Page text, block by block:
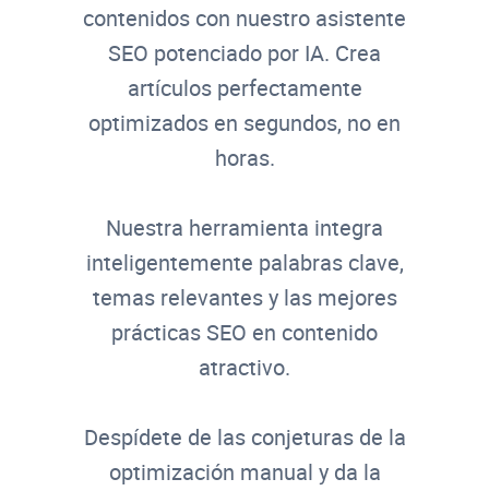
contenidos con nuestro asistente
SEO potenciado por IA. Crea
artículos perfectamente
optimizados en segundos, no en
horas.
Nuestra herramienta integra
inteligentemente palabras clave,
temas relevantes y las mejores
prácticas SEO en contenido
atractivo.
Despídete de las conjeturas de la
optimización manual y da la